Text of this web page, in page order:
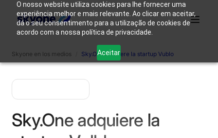
O nosso website utiliza cookies para lhe fornecer uma
experiência melhor e mais relevante. Ao clicar em aceitar,
dá o seu consentimento para a utilização de cookies de
acordo com a nossa política de privacidade.
Aceitar
Productos
Skyone?
Soluciones Recursos
somos
Skyone en los medios Sky.One adquiere la startup Vublo
Sky.One adquiere la